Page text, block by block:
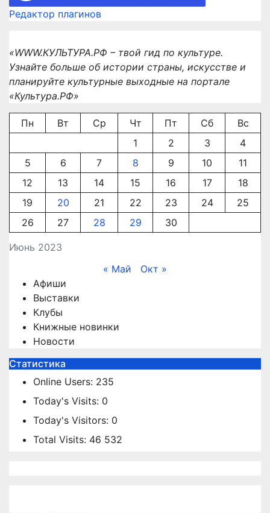
Редактор плагинов
«WWW.КУЛЬТУРА.РФ – твой гид по культуре.
Узнайте больше об истории страны, искусстве и
планируйте культурные выходные на портале
«Культура.РФ»
Июнь 2023
Пн Вт Ср Чт Пт Сб
Вс
1
2 3
4
5
6 7 8 9 10
11
12
13 14 15 16 17
18
19
20 21 22 23 24
25
26
27 28 29 30
« Май
Окт »
Афиши
Выставки
Клубы
Книжные новинки
Новости
Статистика
Online Users: 235
Today's Visits: 0
Today's Visitors: 0
Total Visits: 46 532